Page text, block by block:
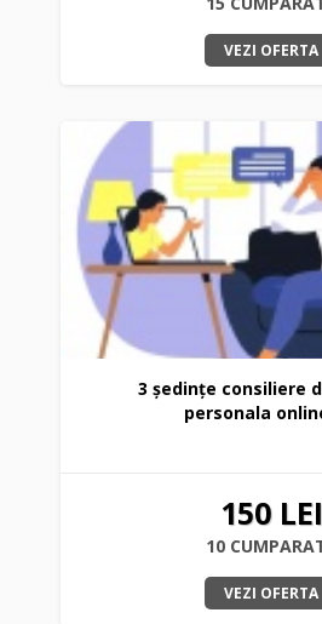
VEZI OFERTA
3 ședințe consiliere
personala
150 LEI
10
VEZI OFERTA